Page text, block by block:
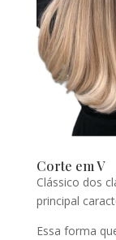
Corte em V
Clássico dos
principal
Essa forma